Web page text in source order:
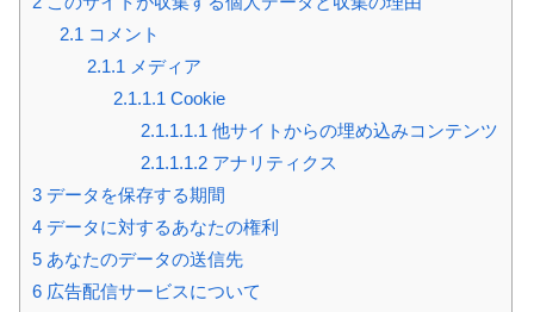
2.1 コメント
2.1.1 メディア
2.1.1.1 Cookie
2.1.1.1.1 他サイトからの埋め込みコンテンツ
2.1.1.1.2 アナリティクス
3 データを保存する期間
4 データに対するあなたの権利
5 あなたのデータの送信先
6 広告配信サービスについて